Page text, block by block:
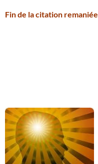
Fin de la citation remaniée